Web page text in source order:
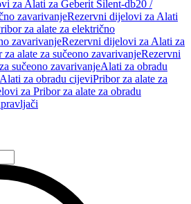
za Alati za Geberit Silent-db20 /
zavarivanjeRezervni dijelovi za Alati
za alate za električno
zavarivanjeRezervni dijelovi za Alati za
za alate za sučeono zavarivanjeRezervni
sučeono zavarivanjeAlati za obradu
za obradu cijeviPribor za alate za
za Pribor za alate za obradu